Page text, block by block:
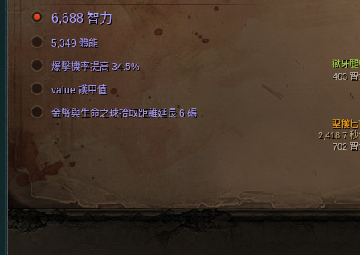
獄牙腿
463 智
聖穫匕
2,418.7 秒
702 智
6,688 智力
5,349 體能
爆擊機率提高 34.5%
value 護甲值
金幣與生命之球拾取距離延長 6 碼